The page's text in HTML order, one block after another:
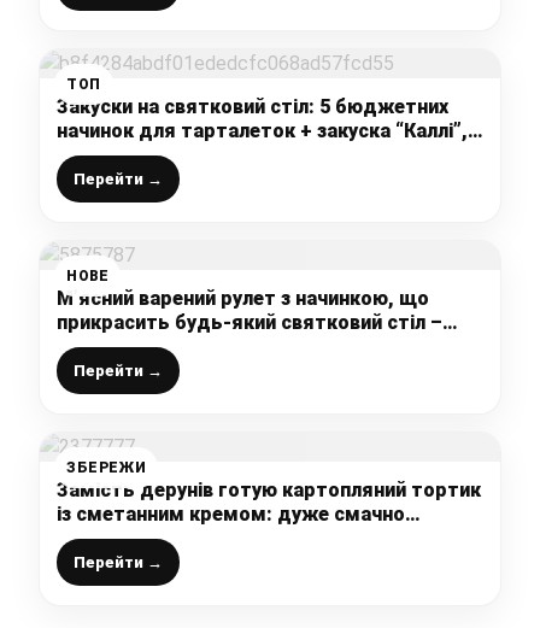
ТОП
Закуски на святковий стіл: 5 бюджетних
начинок для тарталеток + закуска “Каллі”,
готую таку смакоту всього за півгодини
Перейти →
НОВЕ
М’ясний варений рулет з начинкою, що
прикрасить будь-який святковий стіл –
смачно, швидко і дуже просто
Перейти →
ЗБЕРЕЖИ
Замість дерунів готую картопляний тортик
із сметанним кремом: дуже смачно
виходить і соковито, з доступних продуктів
і картоплю заздалегідь не варю
Перейти →